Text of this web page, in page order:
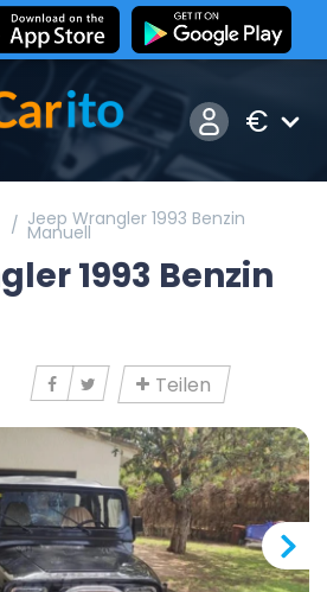
€
Jeep Wrangler 1993 Benzin
Manuell
1993 Benzin
Teilen